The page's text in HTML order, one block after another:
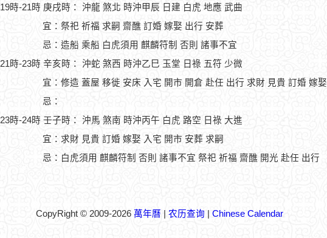
19時-21時 庚戌時： 沖龍 煞北 時沖甲辰 日建 白虎 地應 武曲
宜：祭祀 祈福 求嗣 齋醮 訂婚 嫁娶 出行 安葬
忌：造船 乘船 白虎須用 麒麟符制 否則 諸事不宜
21時-23時 辛亥時： 沖蛇 煞西 時沖乙巳 玉堂 日祿 五符 少微
宜：修造 蓋屋 移徙 安床 入宅 開市 開倉 赴任 出行 求財 見貴 訂婚 嫁娶
忌：
23時-24時 壬子時： 沖馬 煞南 時沖丙午 白虎 路空 日祿 大進
宜：求財 見貴 訂婚 嫁娶 入宅 開市 安葬 求嗣
忌：白虎須用 麒麟符制 否則 諸事不宜 祭祀 祈福 齋醮 開光 赴任 出行
CopyRight © 2009-2026 萬年曆 农历查询 Chinese Calendar